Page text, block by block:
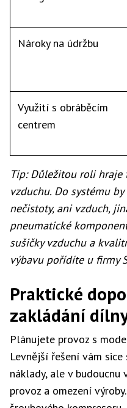
Nároky na údržbu
Využití s obráběcím
centrem
Tip: Důležitou roli hraje
vzduchu. Do systému
nečistoty, ani vzduch,
pneumatické
sušičky vzduchu a
výbavu pořídíte u firmy
Praktické
zakládání
Plánujete provoz s
Levnější řešení vám
náklady, ale v budoucnu
provoz a omezení